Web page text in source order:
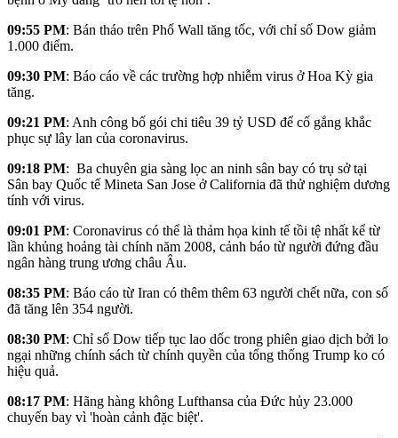
09:55 PM: Bán tháo trên Phố Wall tăng tốc, với chỉ số Dow giảm
1.000 điểm.
09:30 PM: Báo cáo về các trường hợp nhiễm virus ở Hoa Kỳ gia
tăng.
09:21 PM: Anh công bố gói chi tiêu 39 tỷ USD để cố gắng khắc
phục sự lây lan của coronavirus.
09:18 PM: Ba chuyên gia sàng lọc an ninh sân bay có trụ sở tại
Sân bay Quốc tế Mineta San Jose ở California đã thử nghiệm dương
tính với virus.
09:01 PM: Coronavirus có thể là thảm họa kinh tế tồi tệ nhất kể từ
lần khủng hoảng tài chính năm 2008, cảnh báo từ người đứng đầu
ngân hàng trung ương châu Âu.
08:35 PM: Báo cáo từ Iran có thêm thêm 63 người chết nữa, con số
đã tăng lên 354 người.
08:30 PM: Chỉ số Dow tiếp tục lao dốc trong phiên giao dịch bởi lo
ngại những chính sách từ chính quyền của tổng thống Trump ko có
hiệu quả.
08:17 PM: Hãng hàng không Lufthansa của Đức hủy 23.000
chuyến bay vì 'hoàn cảnh đặc biệt'.